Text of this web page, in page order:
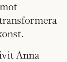
Anna